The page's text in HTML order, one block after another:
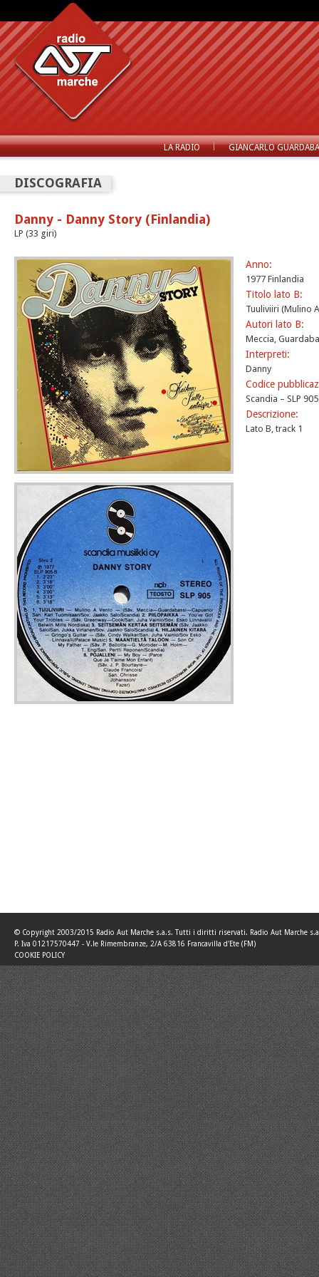
LA RADIO GIANCARLO
DISCOGRAFIA
Danny - Danny Story (Finlandia)
LP (33 giri)
Anno:
1977 Finlandia
Titolo lato B:
Tuuliviiri (Mulino
Autori lato B:
Meccia,
Interpreti:
Danny
Codice
Scandia – SLP 905
Descrizione:
Lato B, track 1
© Copyright 2003/2015 Radio Aut Marche s.a.s. Tutti i diritti riservati. Radio Aut Marche
P. Iva 01217570447 - V.le Rimembranze, 2/A 63816 Francavilla d'Ete (FM)
COOKIE POLICY